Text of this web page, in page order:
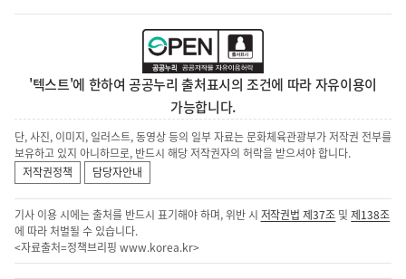
'텍스트'에 한하여 공공누리 출처표시의 조건에 따라 자유이용이
가능합니다.
단, 사진, 이미지, 일러스트, 동영상 등의 일부 자료는 문화체육관광부가 저작권 전부를
보유하고 있지 아니하므로, 반드시 해당 저작권자의 허락을 받으셔야 합니다.
저작권정책
담당자안내
기사 이용 시에는 출처를 반드시 표기해야 하며, 위반 시 저작권법 제37조 및제138조
에 따라 처벌될 수 있습니다.
<자료출처=정책브리핑 www.korea.kr>